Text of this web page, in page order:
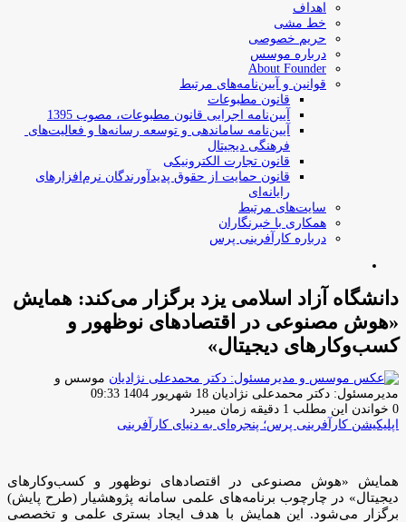
اهداف
خط مشی
حریم خصوصی
درباره موسس
About Founder
قوانین و آیین‌نامه‌های مرتبط
‌قانون مطبوعات
آیین‌نامه اجرایی قانون مطبوعات، مصوب 1395
آیین‌نامه سامان­دهی و توسعه رسانه­‌ها و فعالیت‌­های
فرهنگی دیجیتال
قانون تجارت الکترونیکی
قانون حمایت از حقوق پدیدآورندگان نرم‌افزارهای
رایانه‌ای
سایت‌های مرتبط
همکاری با خبرنگاران
درباره کارآفرینی پرس
دانشگاه آزاد اسلامی یزد برگزار می‌کند: همایش
«هوش مصنوعی در اقتصادهای نوظهور و
کسب‌وکارهای دیجیتال»
موسس و
مدیرمسئول: دکتر محمدعلی نژادیان ارسال
ایمیل
18 شهریور 1404 09:33
0 خواندن این مطلب 1 دقیقه زمان میبرد
اپلیکیشن کارآفرینی پرس؛ پنجره‌ای به دنیای کارآفرینی
همایش «هوش مصنوعی در اقتصادهای نوظهور و کسب‌وکارهای
دیجیتال» در چارچوب برنامه‌های علمی سامانه پژوهشیار (طرح پایش)
برگزار می‌شود. این همایش با هدف ایجاد بستری علمی و تخصصی